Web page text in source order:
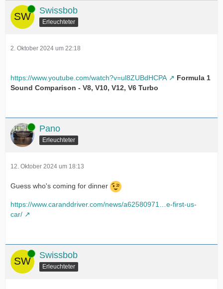
Online Swissbob
Erleuchteter
2. Oktober 2024 um 22:18
https://www.youtube.com/watch?v=ul8ZUBdHCPA
Formula 1
Sound Comparison - V8, V10, V12, V6 Turbo
Online Pano
Erleuchteter
12. Oktober 2024 um 18:13
Guess who's coming for dinner
https://www.caranddriver.com/news/a62580971…e-first-us-
car/
Online Swissbob
Erleuchteter